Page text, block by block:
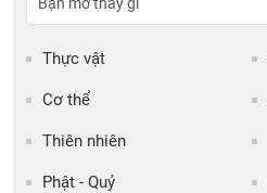
Thực vật
Cơ thể
Thiên nhiên
Phật - Quỷ